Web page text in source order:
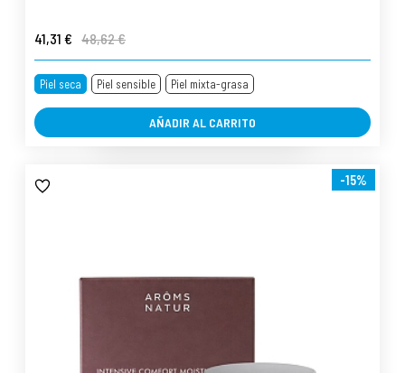
41,31 € 48,62 €
Piel seca Piel sensible Piel mixta-grasa
AÑADIR AL CARRITO
-15%